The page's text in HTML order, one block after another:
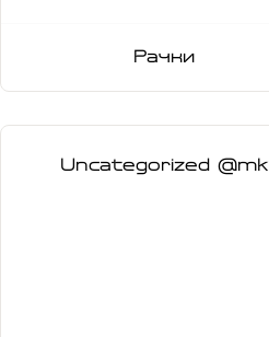
Рачки
Uncategorized @mk